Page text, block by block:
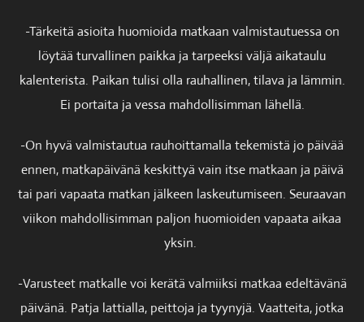
-Tärkeitä asioita huomioida matkaan valmistautuessa on
löytää turvallinen paikka ja tarpeeksi väljä aikataulu
kalenterista. Paikan tulisi olla rauhallinen, tilava ja lämmin.
Ei portaita ja vessa mahdollisimman lähellä.
-On hyvä valmistautua rauhoittamalla tekemistä jo päivää
ennen, matkapäivänä keskittyä vain itse matkaan ja päivä
tai pari vapaata matkan jälkeen laskeutumiseen. Seuraavan
viikon mahdollisimman paljon huomioiden vapaata aikaa
yksin.
-Varusteet matkalle voi kerätä valmiiksi matkaa edeltävänä
päivänä. Patja lattialla, peittoja ja tyynyjä. Vaatteita, jotka